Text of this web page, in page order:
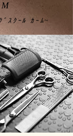
ﾞｽｸｰﾙ ｶｰﾑ~